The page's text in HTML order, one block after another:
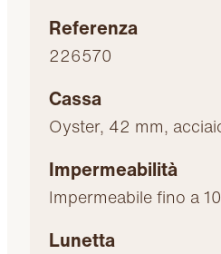
Referenza
226570
Cassa
Oyster, 42 mm,
Impermeabilità
Impermeabile fino a
Lunetta